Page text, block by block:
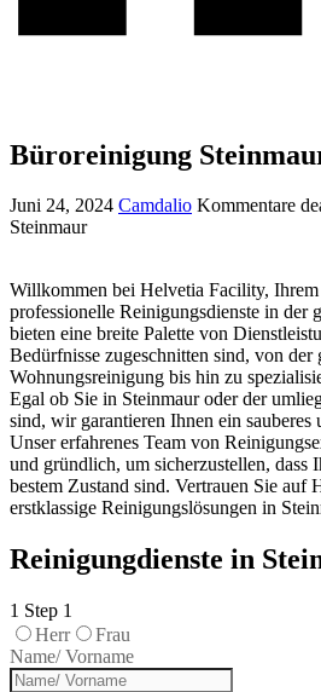
Büroreinigung
Juni 24, 2024 Camdalio Kommentare
Steinmaur
Willkommen bei Helvetia Facility,
professionelle Reinigungsdienste in der
bieten eine breite Palette von
Bedürfnisse zugeschnitten sind, von der
Wohnungsreinigung bis hin zu
Egal ob Sie in Steinmaur oder der
sind, wir garantieren Ihnen ein
Unser erfahrenes Team von
und gründlich, um sicherzustellen, dass
bestem Zustand sind. Vertrauen Sie auf
erstklassige Reinigungslösungen in
Reinigungdienste in
1 Step 1
Herr
Frau
Name/ Vorname